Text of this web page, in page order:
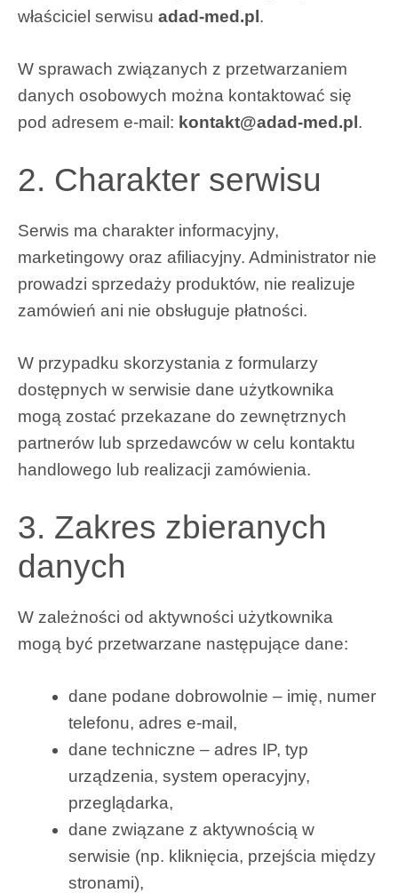
właściciel serwisu adad-med.pl .
W sprawach związanych z przetwarzaniem
danych osobowych można kontaktować się
pod adresem e-mail: kontakt@adad-med.pl.
2. Charakter serwisu
Serwis ma charakter informacyjny,
marketingowy oraz afiliacyjny. Administrator nie
prowadzi sprzedaży produktów, nie realizuje
zamówień ani nie obsługuje płatności.
W przypadku skorzystania z formularzy
dostępnych w serwisie dane użytkownika
mogą zostać przekazane do zewnętrznych
partnerów lub sprzedawców w celu kontaktu
handlowego lub realizacji zamówienia.
3. Zakres zbieranych
danych
W zależności od aktywności użytkownika
mogą być przetwarzane następujące dane:
dane podane dobrowolnie – imię, numer
telefonu, adres e-mail,
dane techniczne – adres IP, typ
urządzenia, system operacyjny,
przeglądarka,
dane związane z aktywnością w
serwisie (np. kliknięcia, przejścia między
stronami),